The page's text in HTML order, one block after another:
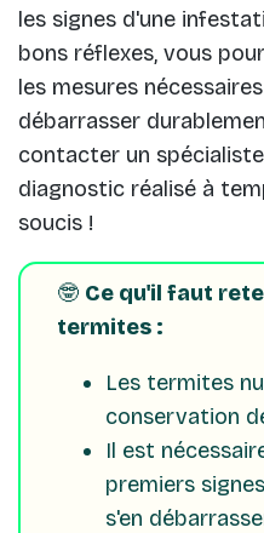
les signes d'une
bons réflexes, vous
les mesures
débarrasser
contacter un
diagnostic réalisé à
soucis !
🤓 Ce qu'il faut
termites :
Les termites
conservation
Il est
premiers
s'en